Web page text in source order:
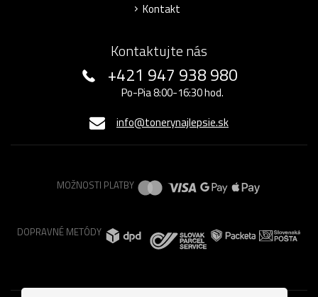
Kontakt
Kontaktujte nás
+421 947 938 980
Po-Pia 8:00-16:30 hod.
info@tonerynajlepsie.sk
MOŽNOSTI PLATBY
DOPRAVNÉ METÓDY